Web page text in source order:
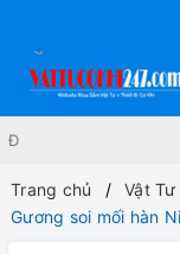
Trang chủ
Vật
Gương soi mối hàn